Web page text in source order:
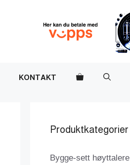
KONTAKT
Produktkategorier
Bygge-sett høyttalere